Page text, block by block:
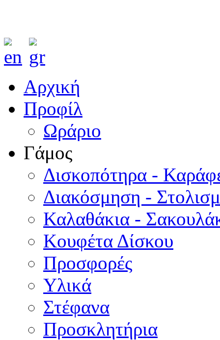
Αρχική
Προφίλ
Ωράριο
Γάμος
Δισκοπότηρα -
Διακόσμηση -
Καλαθάκια -
Κουφέτα Δίσκου
Προσφορές
Υλικά
Στέφανα
Προσκλητήρια